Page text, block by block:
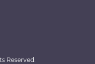
Reserved.